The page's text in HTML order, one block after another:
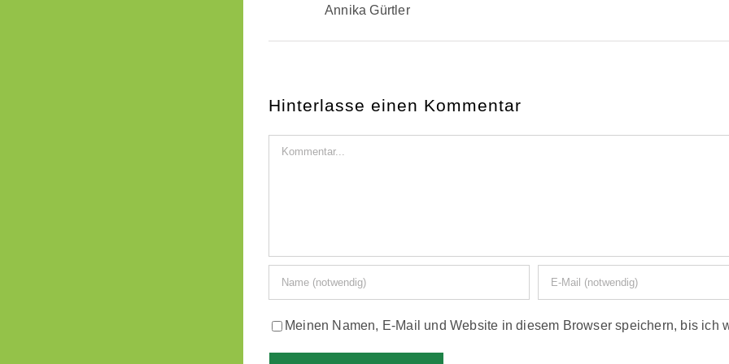
Annika Gürtler
Hinterlasse einen Kommentar
Meinen Namen, E-Mail und Website in diesem Browser speichern, bis ich